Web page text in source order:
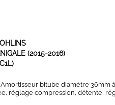
(2015-2016)
bitube diamètre 36mm à
réglage compression, détente,